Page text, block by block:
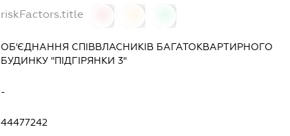
riskFactors.title
ОБ'ЄДНАННЯ СПІВВЛАСНИКІВ БАГАТОКВАРТИРНОГО
БУДИНКУ "ПІДГІРЯНКИ 3"
-
44477242